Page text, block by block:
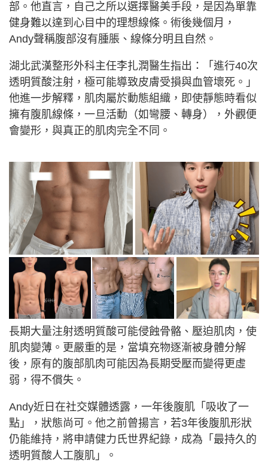
部。他直言，自己之所以選擇醫美手段，是因為單靠
健身難以達到心目中的理想線條。術後幾個月，
Andy聲稱腹部沒有腫脹、線條分明且自然。
湖北武漢整形外科主任李扎潤醫生指出：「進行40次
透明質酸注射，極可能導致皮膚受損與血管壞死。」
他進一步解釋，肌肉屬於動態組織，即使靜態時看似
擁有腹肌線條，一旦活動（如彎腰、轉身），外觀便
會變形，與真正的肌肉完全不同。
長期大量注射透明質酸可能侵蝕骨骼、壓迫肌肉，使
肌肉變薄。更嚴重的是，當填充物逐漸被身體分解
後，原有的腹部肌肉可能因為長期受壓而變得更虛
弱，得不償失。
Andy近日在社交媒體透露，一年後腹肌「吸收了一
點」，狀態尚可。他之前曾揚言，若3年後腹肌形狀
仍能維持，將申請健力氏世界紀錄，成為「最持久的
透明質酸人工腹肌」。